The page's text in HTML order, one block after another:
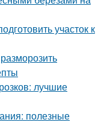
участок к
лучшие
полезные